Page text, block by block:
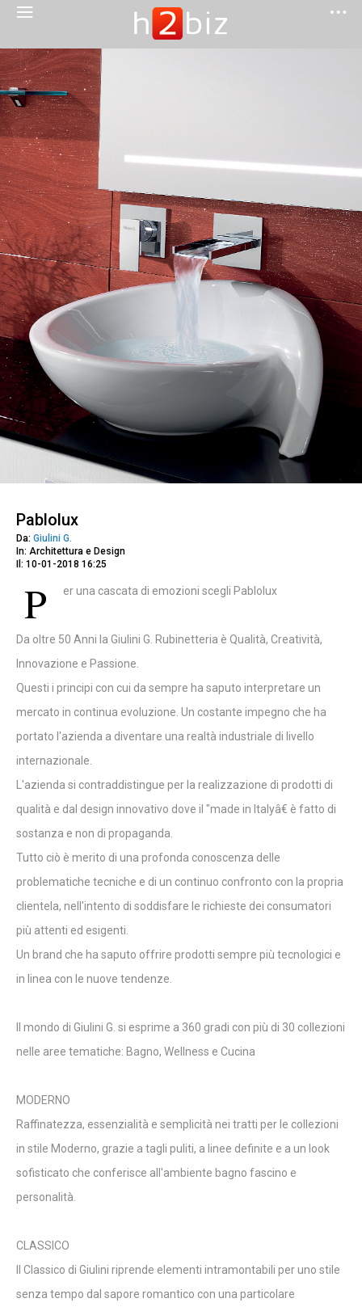
Pablolux
Da: Giulini G.
In: Architettura e Design
Il: 10-01-2018 16:25
P er una cascata di emozioni scegli Pablolux
Da oltre 50 Anni la Giulini G. Rubinetteria è Qualità, Creatività,
Innovazione e Passione.
Questi i principi con cui da sempre ha saputo interpretare un
mercato in continua evoluzione. Un costante impegno che ha
portato l'azienda a diventare una realtà industriale di livello
internazionale.
L'azienda si contraddistingue per la realizzazione di prodotti di
qualità e dal design innovativo dove il "made in Italyâ€ è fatto di
sostanza e non di propaganda.
Tutto ciò è merito di una profonda conoscenza delle
problematiche tecniche e di un continuo confronto con la propria
clientela, nell'intento di soddisfare le richieste dei consumatori
più attenti ed esigenti.
Un brand che ha saputo offrire prodotti sempre più tecnologici e
in linea con le nuove tendenze.
Il mondo di Giulini G. si esprime a 360 gradi con più di 30 collezioni
nelle aree tematiche: Bagno, Wellness e Cucina
MODERNO
Raffinatezza, essenzialità e semplicità nei tratti per le collezioni
in stile Moderno, grazie a tagli puliti, a linee definite e a un look
sofisticato che conferisce all'ambiente bagno fascino e
personalità.
CLASSICO
Il Classico di Giulini riprende elementi intramontabili per uno stile
senza tempo dal sapore romantico con una particolare